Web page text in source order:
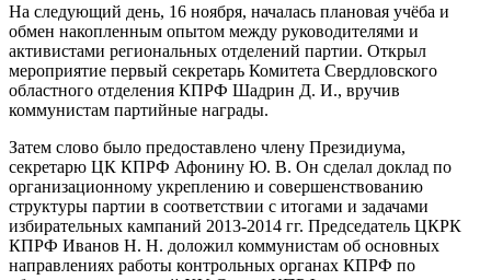
На следующий день, 16 ноября, началась плановая учёба и
обмен накопленным опытом между руководителями и
активистами региональных отделений партии. Открыл
мероприятие первый секретарь Комитета Свердловского
областного отделения КПРФ Шадрин Д. И., вручив
коммунистам партийные награды.
Затем слово было предоставлено члену Президиума,
секретарю ЦК КПРФ Афонину Ю. В. Он сделал доклад по
организационному укреплению и совершенствованию
структуры партии в соответствии с итогами и задачами
избирательных кампаний 2013-2014 гг. Председатель ЦКРК
КПРФ Иванов Н. Н. доложил коммунистам об основных
направлениях работы контрольных органах КПРФ по